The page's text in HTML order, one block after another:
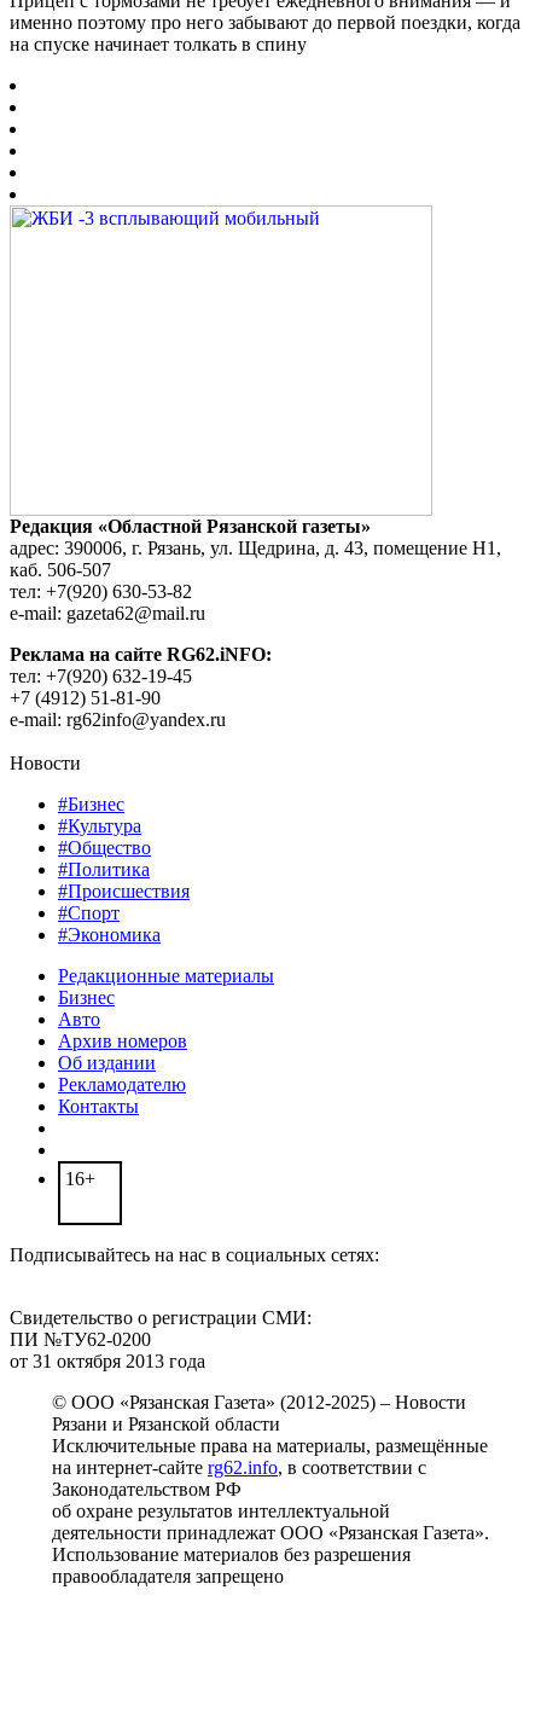
именно поэтому про него забывают до первой поездки, когда
на спуске начинает толкать в спину
Редакция «Областной Рязанской газеты»
адрес: 390006, г. Рязань, ул. Щедрина, д. 43, помещение Н1,
каб. 506-507
тел: +7(920) 630-53-82
e-mail: gazeta62@mail.ru
Реклама на сайте RG62.iNFO:
тел: +7(920) 632-19-45
+7 (4912) 51-81-90
e-mail: rg62info@yandex.ru
Новости
#Бизнес
#Культура
#Общество
#Политика
#Происшествия
#Спорт
#Экономика
Редакционные материалы
Бизнес
Авто
Архив номеров
Об издании
Рекламодателю
Контакты
16+
Подписывайтесь на нас в социальных сетях:
Свидетельство о регистрации СМИ:
ПИ №ТУ62-0200
от 31 октября 2013 года
© ООО «Рязанская Газета» (2012-2025) – Новости
Рязани и Рязанской области
Исключительные права на материалы, размещённые
на интернет-сайте rg62.info, в соответствии с
Законодательством РФ
об охране результатов интеллектуальной
деятельности принадлежат ООО «Рязанская Газета».
Использование материалов без разрешения
правообладателя запрещено